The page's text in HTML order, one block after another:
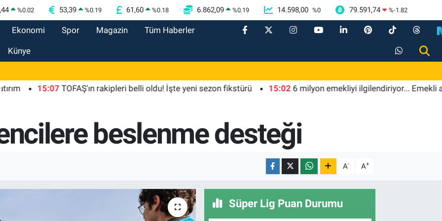
%0.02 53,39 %0.19 61,60 %0.18 6.862,09 %0.19 14.598,00 %0 79.591,74 %-1.82
Ekonomi Spor Magazin Tüm Haberler
Künye
15:07 TOFAŞ'ın rakipleri belli oldu! İşte yeni sezon fikstürü 15:02 6 milyon emekliyi ilgilendiriyor... Emekli aylığı
beslenme desteği
A- A+
Süper Lig Puan Durumu